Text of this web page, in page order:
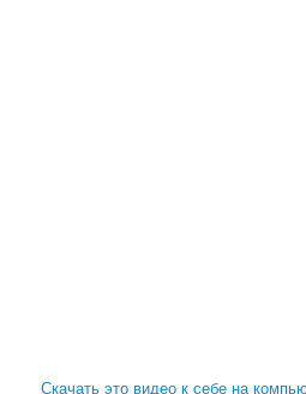
Скачать это видео к себе на